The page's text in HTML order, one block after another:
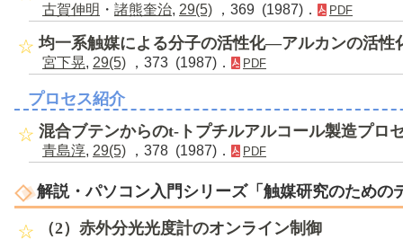
古賀伸明 ・ 諸熊奎治, 29(5) ，369 (1987)． PDF
均一系触媒による分子の活性化―アルカンの活性
宮下晃, 29(5) ，373 (1987)． PDF
プロセス紹介
混合ブテンからのt-トプチルアルコール製造プロ
青島淳, 29(5) ，378 (1987)． PDF
解説・パソコン入門シリーズ「触媒研究のための
（2）赤外分光光度計のオンライン制御